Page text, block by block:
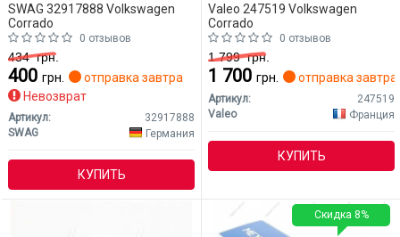
SWAG 32917888 Volkswagen
Corrado
0 отзывов
434грн.
400 грн.
отправка завтра
Невозврат
Артикул:
32917888
SWAG
Германия
КУПИТЬ
Valeo 247519 Volkswagen
Corrado
0 отзывов
1 799грн.
1 700 грн. отправка завтра
Артикул:
247519
Valeo
Франция
КУПИТЬ
Скидка 8%